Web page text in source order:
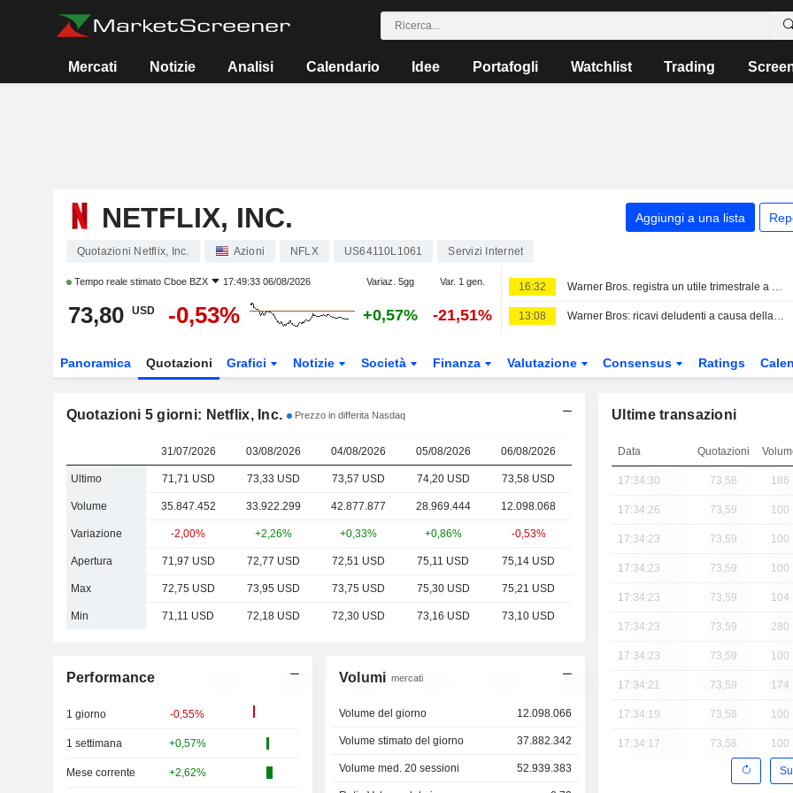
Mercati Notizie Analisi Calendario Idee Portafogli Watchlist Trading
NETFLIX, INC. Aggiungi a una lista
Quotazioni Netflix, Inc. Azioni NFLX US64110L1061 Servizi Internet
Tempo reale stimato Cboe BZX 17:49:33 06/08/2026 Variaz. 5gg Var. 1 gen.
73,80 USD -0,53% +0,57% -21,51%
16:32 Warner Bros. registra un utile trimestrale a sorpresa grazie alla crescita dello streaming; via libera del Regno Unito per l'accordo con Paramount
13:08 Warner Bros: ricavi deludenti a causa della debolezza della pubblicità e dei risultati al botteghino
Panoramica Quotazioni Grafici Notizie Società Finanza Valutazione Consensus Ratings
Quotazioni 5 giorni: Netflix, Inc. Prezzo in differita Nasdaq
31/07/2026 03/08/2026 04/08/2026 05/08/2026 06/08/2026
Ultimo 71,71 USD 73,33 USD 73,57 USD 74,20 USD 73,58 USD
Volume 35.847.452 33.922.299 42.877.877 28.969.444 12.098.068
Variazione -2,00% +2,26% +0,33% +0,86% -0,53%
Apertura 71,97 USD 72,77 USD 72,51 USD 75,11 USD 75,14 USD
Max 72,75 USD 73,95 USD 73,75 USD 75,30 USD 75,21 USD
Min 71,11 USD 72,18 USD 72,30 USD 73,16 USD 73,10 USD
Performance
1 giorno -0,55%
1 settimana +0,57%
Mese corrente +2,62%
Volumi mercati
Volume del giorno 12.098.066
Volume stimato del giorno 37.882.342
Volume med. 20 sessioni 52.939.383
Ultime transazioni
Data Quotazioni
17:34:30 73,58 186
17:34:26 73,59 100
17:34:23 73,59 100
17:34:23 73,59 100
17:34:23 73,59 104
17:34:23 73,59 280
17:34:23 73,59 100
17:34:21 73,59 174
17:34:19 73,58 100
17:34:17 73,58 100